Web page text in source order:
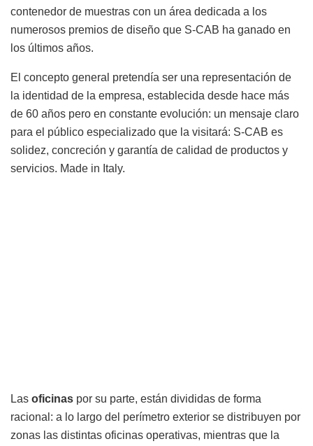
contenedor de muestras con un área dedicada a los
numerosos premios de diseño que S-CAB ha ganado en
los últimos años.
El concepto general pretendía ser una representación de
la identidad de la empresa, establecida desde hace más
de 60 años pero en constante evolución: un mensaje claro
para el público especializado que la visitará: S-CAB es
solidez, concreción y garantía de calidad de productos y
servicios. Made in Italy.
Las oficinas por su parte, están divididas de forma
racional: a lo largo del perímetro exterior se distribuyen por
zonas las distintas oficinas operativas, mientras que la